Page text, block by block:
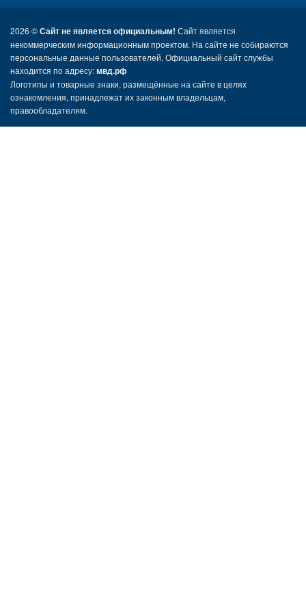
2026 ©Сайт не является официальным! Сайт является
некоммерческим информационным проектом. На сайте не собираются
персональные данные пользователей. Официальный сайт службы
находится по адресу:мвд.рф
Логотипы и товарные знаки, размещённые на сайте в целях
ознакомления, принадлежат их законным владельцам,
правообладателям.